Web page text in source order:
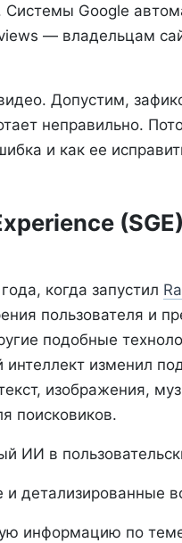
Системы Google
— владельцам
Допустим,
неправильно.
и как ее
когда запустил
пользователя и
подобные
интеллект изменил
изображения,
поисковиков.
ИИ в
и детализированные
информацию по